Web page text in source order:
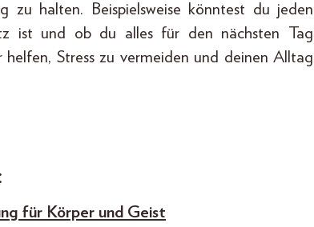
zu halten. Beispielsweise könntest du jeden
ist und ob du alles für den nächsten Tag
Stress zu vermeiden und deinen Alltag
für Körper und Geist